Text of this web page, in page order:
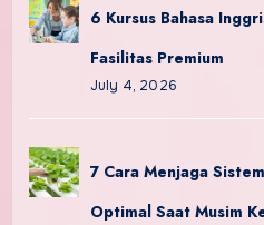
6 Kursus Bahasa
Fasilitas Premium
July 4, 2026
7 Cara Menjaga
Optimal Saat Musim